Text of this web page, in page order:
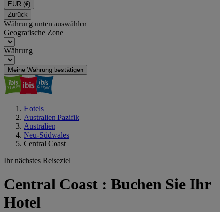
EUR (€)
Zurück
Währung unten auswählen
Geografische Zone
Währung
Meine Währung bestätigen
Hotels
Australien Pazifik
Australien
Neu-Südwales
Central Coast
Ihr nächstes Reiseziel
Central Coast : Buchen Sie Ihr
Hotel